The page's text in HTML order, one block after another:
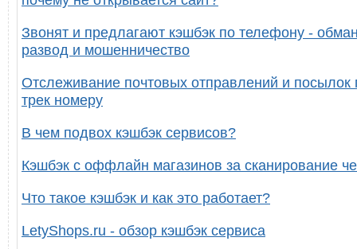
Звонят и предлагают кэшбэк по телефону -
развод и мошенничество
Отслеживание почтовых отправлений и посылок
трек номеру
В чем подвох кэшбэк сервисов?
Кэшбэк с оффлайн магазинов за сканирование
Что такое кэшбэк и как это работает?
LetyShops.ru - обзор кэшбэк сервиса